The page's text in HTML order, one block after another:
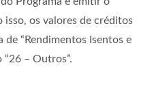
isso, os valores de créditos
“Rendimentos Isentos e
– Outros”.